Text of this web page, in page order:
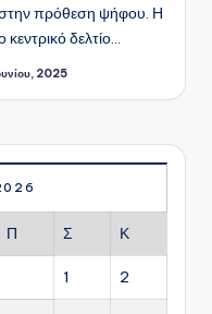
στην πρόθεση ψήφου. Η
δελτίο…
2025
Π Σ Κ
1 2